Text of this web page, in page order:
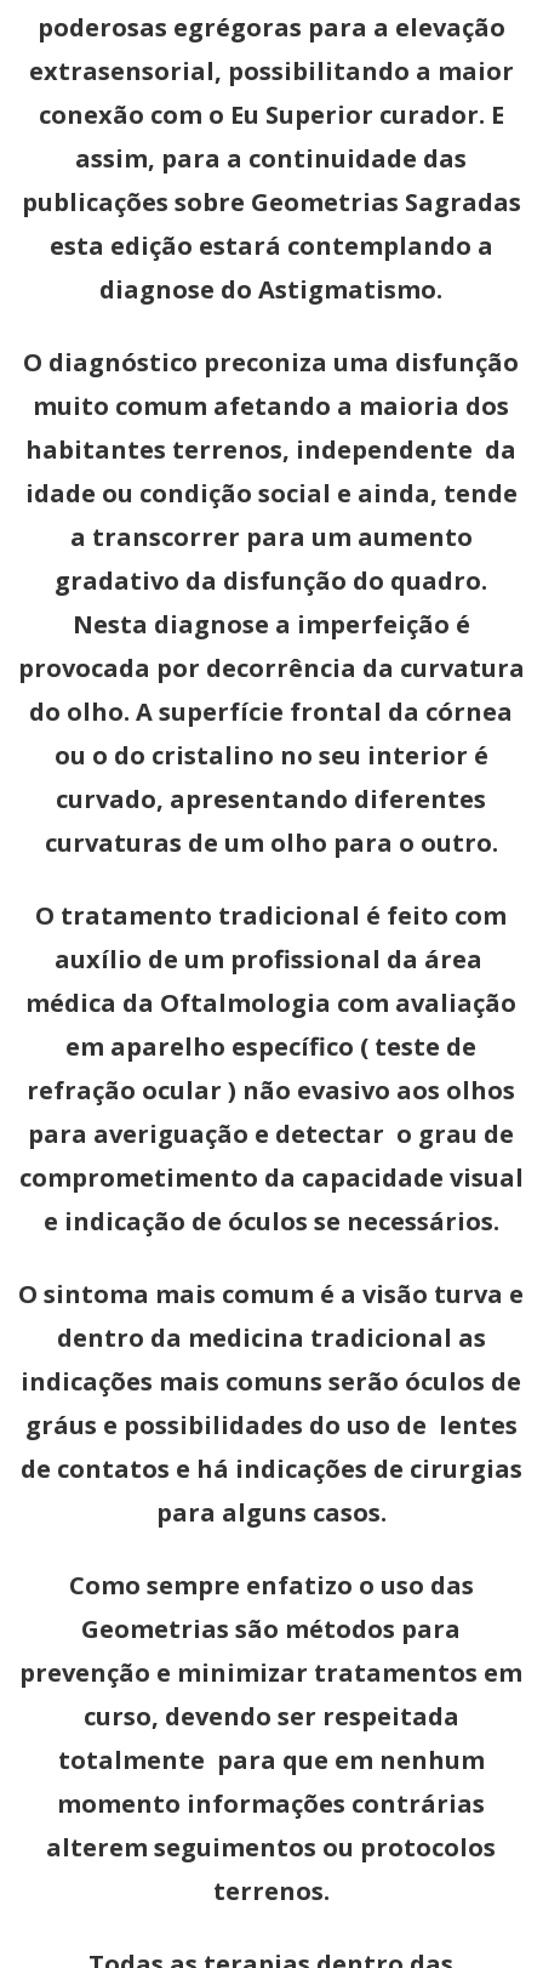
poderosas egrégoras para a elevação
extrasensorial, possibilitando a maior
conexão com o Eu Superior curador. E
assim, para a continuidade das
publicações sobre Geometrias Sagradas
esta edição estará contemplando a
diagnose do Astigmatismo.
O diagnóstico preconiza uma disfunção
muito comum afetando a maioria dos
habitantes terrenos, independente da
idade ou condição social e ainda, tende
a transcorrer para um aumento
gradativo da disfunção do quadro.
Nesta diagnose a imperfeição é
provocada por decorrência da curvatura
do olho. A superfície frontal da córnea
ou o do cristalino no seu interior é
curvado, apresentando diferentes
curvaturas de um olho para o outro.
O tratamento tradicional é feito com
auxílio de um profissional da área
médica da Oftalmologia com avaliação
em aparelho específico ( teste de
refração ocular ) não evasivo aos olhos
para averiguação e detectar o grau de
comprometimento da capacidade visual
e indicação de óculos se necessários.
O sintoma mais comum é a visão turva e
dentro da medicina tradicional as
indicações mais comuns serão óculos de
gráus e possibilidades do uso de lentes
de contatos e há indicações de cirurgias
para alguns casos.
Como sempre enfatizo o uso das
Geometrias são métodos para
prevenção e minimizar tratamentos em
curso, devendo ser respeitada
totalmente para que em nenhum
momento informações contrárias
alterem seguimentos ou protocolos
terrenos.